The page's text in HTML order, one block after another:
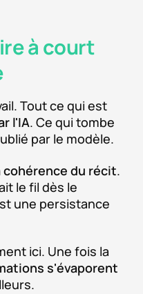
à court
Tout ce qui est
l'IA. Ce qui tombe
par le modèle.
du récit.
le fil dès le
une persistance
ici. Une fois la
s'évaporent